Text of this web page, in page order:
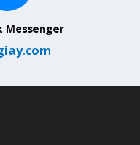
Messenger